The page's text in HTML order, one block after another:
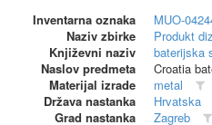
Inventarna oznaka
MUO-
Naziv zbirke
Produkt
Književni naziv
baterijska
Naslov predmeta
Croatia
Materijal izrade
metal
Država nastanka
Hrvatska
Grad nastanka
Zagreb